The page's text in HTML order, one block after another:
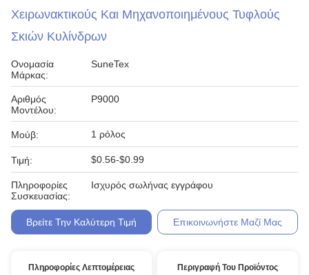
Χειρωνακτικούς Και Μηχανοποιημένους Τυφλούς
Σκιών Κυλίνδρων
Ονομασία
Μάρκας:
SuneTex
Αριθμός
Μοντέλου:
P9000
Μούβ: 1 ρόλος
Τιμή: $0.56-$0.99
Πληροφορίες
Συσκευασίας:
Ισχυρός σωλήνας εγγράφου
Βρείτε Την Καλύτερη Τιμή Επικοινωνήστε Μαζί Μας
Πληροφορίες Λεπτομέρειας Περιγραφή Του Προϊόντος